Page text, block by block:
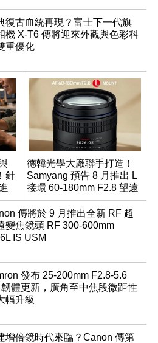
復古血統再現？富士下一代旗
機 X-T6 傳將迎來外觀與色彩科
重優化
針
德韓光學大廠聯手打造！
Samyang 預告 8 月推出 L
接環 60-180mm F2.8 望遠
變焦鏡
傳將於 9 月推出全新 RF 超
變焦鏡頭 RF 300-600mm
IS USM
發布 25-200mm F2.8-5.6
體更新，廣角至中焦段微距性
幅升級
增倍鏡時代來臨？Canon 傳第